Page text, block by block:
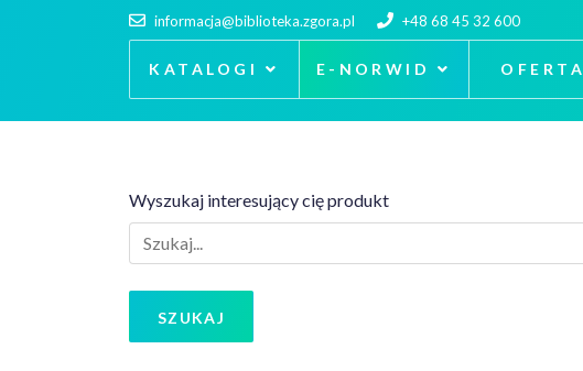
informacja@biblioteka.zgora.pl +48 68 45 32 600
KATALOGI E-NORWID OFERTA
Wyszukaj interesujący cię produkt
SZUKAJ